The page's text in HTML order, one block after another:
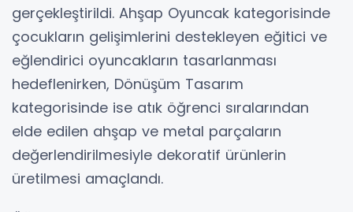
gerçekleştirildi. Ahşap Oyuncak kategorisinde
çocukların gelişimlerini destekleyen eğitici ve
eğlendirici oyuncakların tasarlanması
hedeflenirken, Dönüşüm Tasarım
kategorisinde ise atık öğrenci sıralarından
elde edilen ahşap ve metal parçaların
değerlendirilmesiyle dekoratif ürünlerin
üretilmesi amaçlandı.